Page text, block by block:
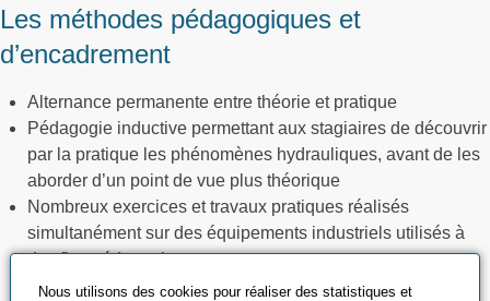
Les méthodes pédagogiques et
d’encadrement
Alternance permanente entre théorie et pratique
Pédagogie inductive permettant aux stagiaires de découvrir
par la pratique les phénomènes hydrauliques, avant de les
aborder d’un point de vue plus théorique
Nombreux exercices et travaux pratiques réalisés
simultanément sur des équipements industriels utilisés à
des fins pédagogiques
Utilisation de projection d’audiovisuels
Nous utilisons des cookies pour réaliser des statistiques et